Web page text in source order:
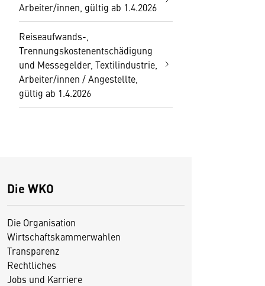
Arbeiter/innen, gültig ab 1.4.2026
Reiseaufwands-,
Trennungskostenentschädigung
und Messegelder, Textilindustrie,
Arbeiter/innen / Angestellte,
gültig ab 1.4.2026
Die WKO
Die Organisation
Wirtschaftskammerwahlen
Transparenz
Rechtliches
Jobs und Karriere